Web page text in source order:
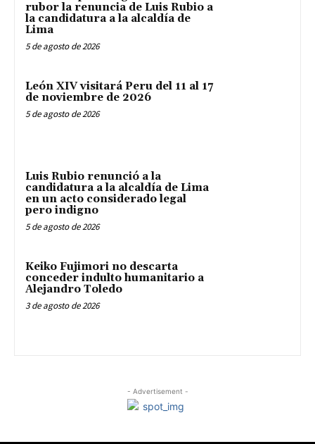
rubor la renuncia de Luis Rubio a
la candidatura a la alcaldía de
Lima
5 de agosto de 2026
León XIV visitará Peru del 11 al 17
de noviembre de 2026
5 de agosto de 2026
Luis Rubio renunció a la
candidatura a la alcaldía de Lima
en un acto considerado legal
pero indigno
5 de agosto de 2026
Keiko Fujimori no descarta
conceder indulto humanitario a
Alejandro Toledo
3 de agosto de 2026
- Advertisement -